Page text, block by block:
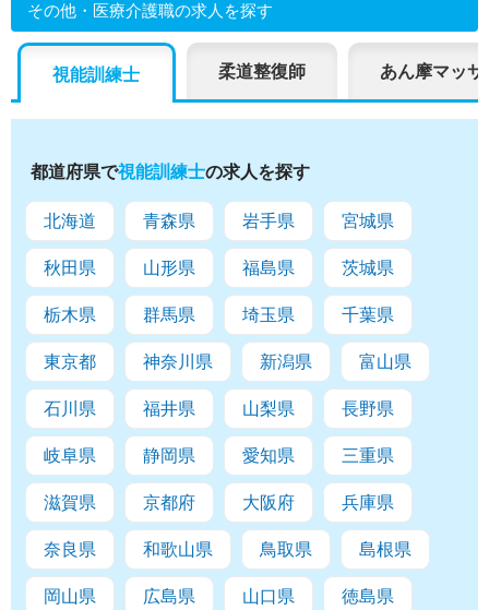
その他・医療介護職の求人を探す
視能訓練士 柔道整復師 あん摩マッ
都道府県で視能訓練士の求人を探す
北海道 青森県 岩手県 宮城県
秋田県 山形県 福島県 茨城県
栃木県 群馬県 埼玉県 千葉県
東京都 神奈川県 新潟県 富山県
石川県 福井県 山梨県 長野県
岐阜県 静岡県 愛知県 三重県
滋賀県 京都府 大阪府 兵庫県
奈良県 和歌山県 鳥取県 島根県
岡山県 広島県 山口県 徳島県